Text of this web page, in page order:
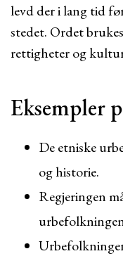
levd der i lang tid
stedet. Ordet
rettigheter og
Eksempler
De etniske
og historie.
Regjeringen